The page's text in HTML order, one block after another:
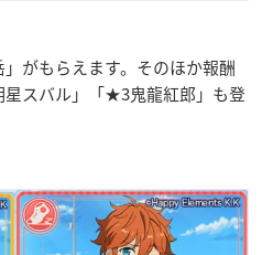
がもらえます。そのほか報酬
スバル」「★3鬼龍紅郎」も登